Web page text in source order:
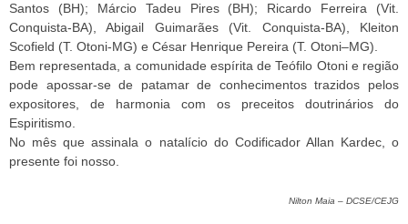
Santos (BH); Márcio Tadeu Pires (BH); Ricardo Ferreira (Vit.
Conquista-BA), Abigail Guimarães (Vit. Conquista-BA), Kleiton
Scofield (T. Otoni-MG) e César Henrique Pereira (T. Otoni–MG).
Bem representada, a comunidade espírita de Teófilo Otoni e região
pode apossar-se de patamar de conhecimentos trazidos pelos
expositores, de harmonia com os preceitos doutrinários do
Espiritismo.
No mês que assinala o natalício do Codificador Allan Kardec, o
presente foi nosso.
Nilton Maia – DCSE/CEJG